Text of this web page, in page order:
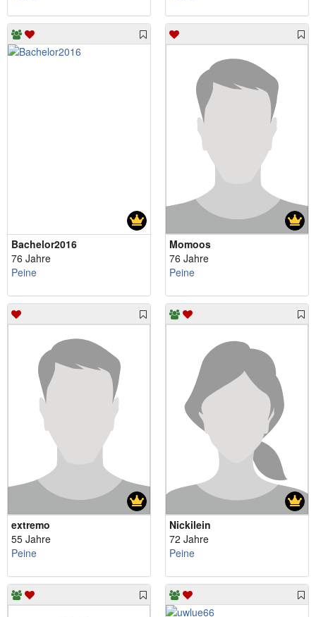
Bachelor2016
76 Jahre
Peine
Momoos
76 Jahre
Peine
extremo
55 Jahre
Peine
Nickilein
72 Jahre
Peine